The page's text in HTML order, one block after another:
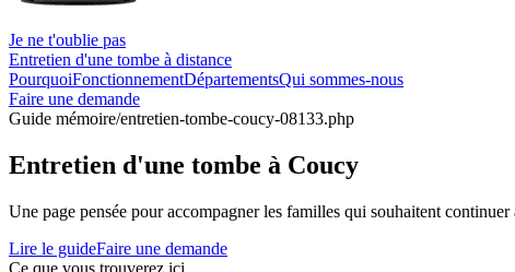
Je ne t'oublie pas
Entretien d'une tombe à distance
PourquoiFonctionnementDépartementsQui sommes-nous
Faire une demande
Guide mémoire/entretien-tombe-coucy-08133.php
Entretien d'une tombe à Coucy
Une page pensée pour accompagner les familles qui souhaitent
Lire le guideFaire une demande
Ce que vous trouverez ici